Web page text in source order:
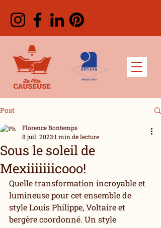
Post
Sous le soleil de
Mexiiiiiiicooo!
Florence Bontemps
8 juil. 20231 min de lecture
Quelle transformation incroyable et
lumineuse pour cet ensemble de
style Louis Philippe, Voltaire et
bergère coordonné. Un style